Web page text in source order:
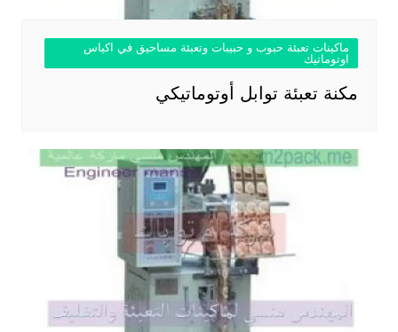
ماكينات تعبئة حبوب و حبيبات وتعبئة مساحيق في اكياس
اوتوماتيك
مكنة تعبئة توابل أوتوماتيكي